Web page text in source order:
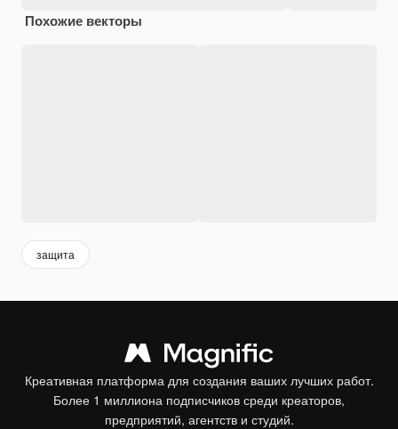
Похожие векторы
защита
Креативная платформа для создания ваших лучших работ.
Более 1 миллиона подписчиков среди креаторов,
предприятий, агентств и студий.